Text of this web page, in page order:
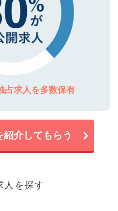
占求人を多数保有
介してもらう
人を探す